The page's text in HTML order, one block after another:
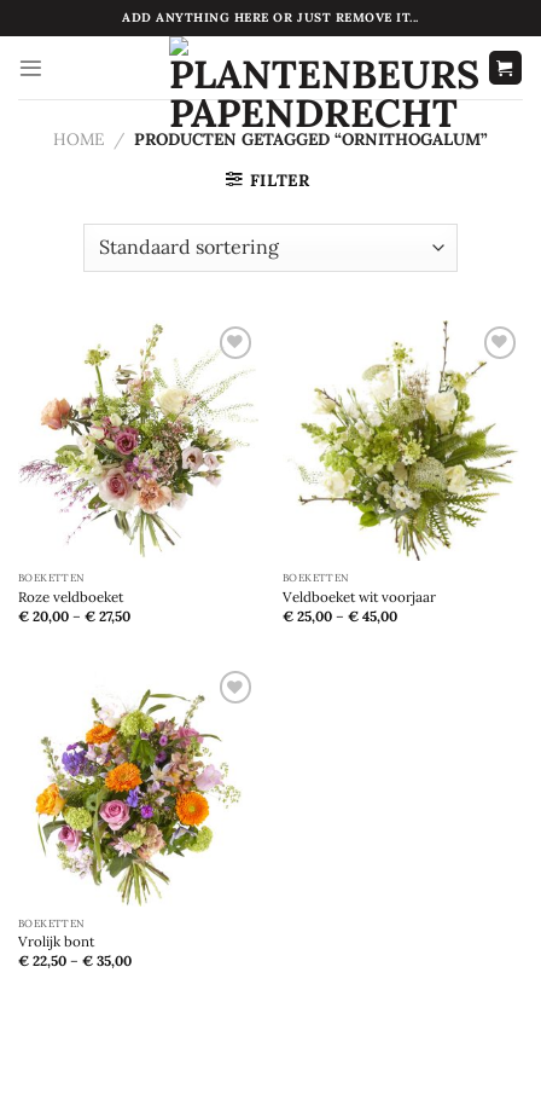
naar
inhoud
ADD ANYTHING HERE OR JUST REMOVE IT...
HOME / PRODUCTEN GETAGGED “ORNITHOGALUM”
FILTER
Toevoegen
aan
verlanglijst
BOEKETTEN
Roze veldboeket
€20,00– €27,50
Toevoegen
verlanglijst
BOEKETTEN
Veldboeket wit voorjaar
€25,00– €45,00
Toevoegen
aan
verlanglijst
BOEKETTEN
Vrolijk bont
€22,50– €35,00